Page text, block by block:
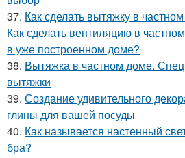
37. Как сделать вытяжку в
Как сделать вентиляцию в
в уже построенном доме?
38. Вытяжка в частном доме.
вытяжки
39. Создание удивительного
глины для вашей посуды
40. Как называется настенный
бра?